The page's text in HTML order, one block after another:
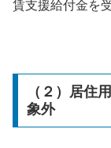
賃支援給付金を
（２）居住
象外